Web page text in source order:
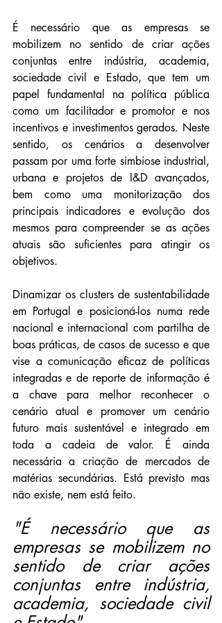
É necessário que as empresas se
mobilizem no sentido de criar ações
conjuntas entre indústria, academia,
sociedade civil e Estado, que tem um
papel fundamental na política pública
como um facilitador e promotor e nos
incentivos e investimentos gerados. Neste
sentido, os cenários a desenvolver
passam por uma forte simbiose industrial,
urbana e projetos de I&D avançados,
bem como uma monitorização dos
principais indicadores e evolução dos
mesmos para compreender se as ações
atuais são suficientes para atingir os
objetivos.
Dinamizar os clusters de sustentabilidade
em Portugal e posicioná-los numa rede
nacional e internacional com partilha de
boas práticas, de casos de sucesso e que
vise a comunicação eficaz de políticas
integradas e de reporte de informação é
a chave para melhor reconhecer o
cenário atual e promover um cenário
futuro mais sustentável e integrado em
toda a cadeia de valor. É ainda
necessária a criação de mercados de
matérias secundárias. Está previsto mas
não existe, nem está feito.
"É necessário que as
empresas se mobilizem no
sentido de criar ações
conjuntas entre indústria,
academia, sociedade civil